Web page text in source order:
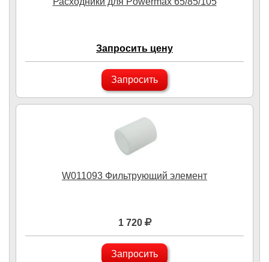
Запросить цену
Запросить
W011093 Фильтрующий элемент
1 720
Запросить